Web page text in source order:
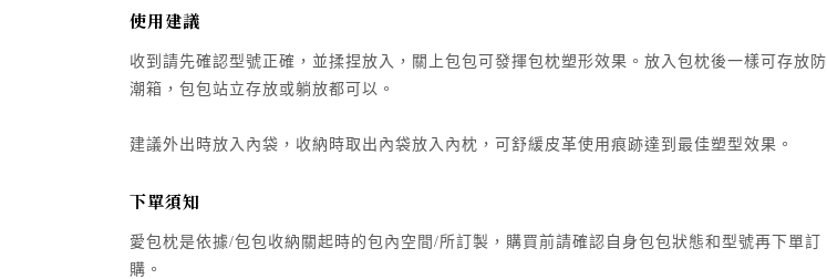
使用建議
收到請先確認型號正確，並揉捏放入，關上包包可發揮包枕塑形效果。放入包枕後一樣可存放防
潮箱，包包站立存放或躺放都可以。
建議外出時放入內袋，收納時取出內袋放入內枕，可舒緩皮革使用痕跡達到最佳塑型效果。
下單須知
愛包枕是依據/包包收納關起時的包內空間/所訂製，購買前請確認自身包包狀態和型號再下單訂
購。